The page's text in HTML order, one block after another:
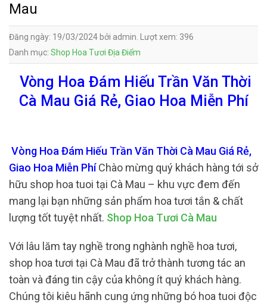
Mau
Đăng ngày: 19/03/2024 bởi admin. Lượt xem: 396
Danh mục: Shop Hoa Tươi Địa Điểm
Vòng Hoa Đám Hiếu Trần Văn Thời
Cà Mau Giá Rẻ, Giao Hoa Miễn Phí
Vòng Hoa Đám Hiếu Trần Văn Thời Cà Mau Giá Rẻ,
Giao Hoa Miễn PhíChào mừng quý khách hàng tới sở
hữu shop hoa tuoi tại Cà Mau – khu vực đem đến
mang lại bạn những sản phẩm hoa tươi tắn & chất
lượng tốt tuyệt nhất. Shop Hoa Tươi Cà Mau
Với lâu lăm tay nghề trong nghành nghề hoa tươi,
shop hoa tươi tại Cà Mau đã trở thành tương tác an
toàn và đáng tin cậy của không ít quý khách hàng.
Chúng tôi kiêu hãnh cung ứng những bó hoa tuoi độc